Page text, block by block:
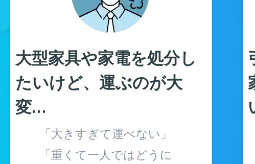
大型家具や家電を処分し
たいけど、運ぶのが大
変…
「大きすぎて運べない」
「重くて一人ではどうに